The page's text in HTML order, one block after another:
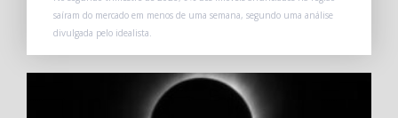
saíram do mercado em menos de uma semana, segundo uma análise
divulgada pelo idealista.